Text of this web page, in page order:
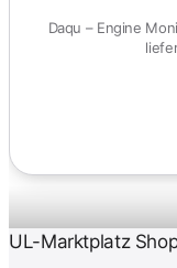
Daqu – Engine
UL-Marktplatz